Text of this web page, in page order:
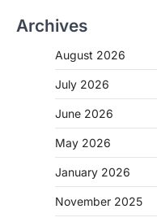
Archives
August 2026
July 2026
June 2026
May 2026
January 2026
November 2025
CG: 1
जाएगी